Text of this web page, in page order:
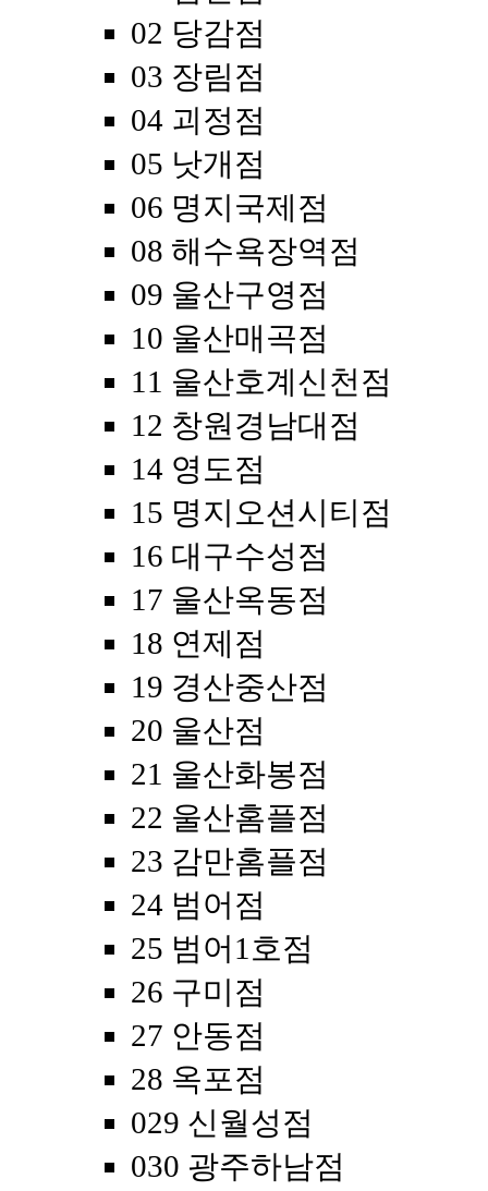
02 당감점
03 장림점
04 괴정점
05 낫개점
06 명지국제점
08 해수욕장역점
09 울산구영점
10 울산매곡점
11 울산호계신천점
12 창원경남대점
14 영도점
15 명지오션시티점
16 대구수성점
17 울산옥동점
18 연제점
19 경산중산점
20 울산점
21 울산화봉점
22 울산홈플점
23 감만홈플점
24 범어점
25 범어1호점
26 구미점
27 안동점
28 옥포점
029 신월성점
030 광주하남점